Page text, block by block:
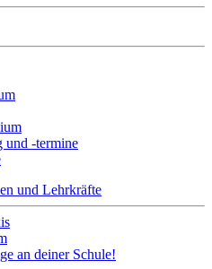
und -termine
und Lehrkräfte
an deiner Schule!